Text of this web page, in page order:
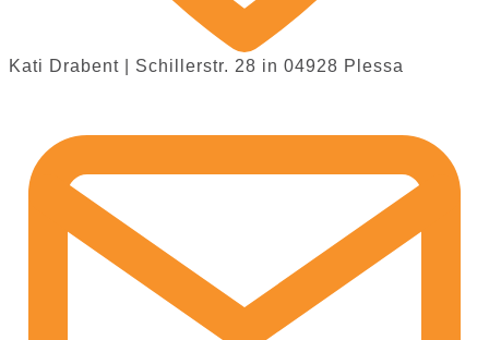
Kati Drabent | Schillerstr. 28 in 04928 Plessa